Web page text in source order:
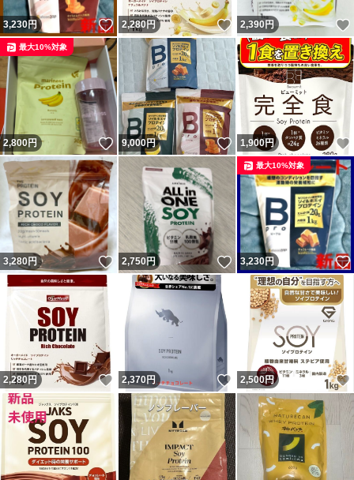
3,230円 いいね！
2,280円 いいね！
2,390円
2,800円 いいね！
最大10%対象
9,000円 いいね！
1,900円
3,280円 いいね！
2,750円 いいね！
3,230円
最大10%対象
2,280 円 いいね！
2,370円 いいね！
2,500円